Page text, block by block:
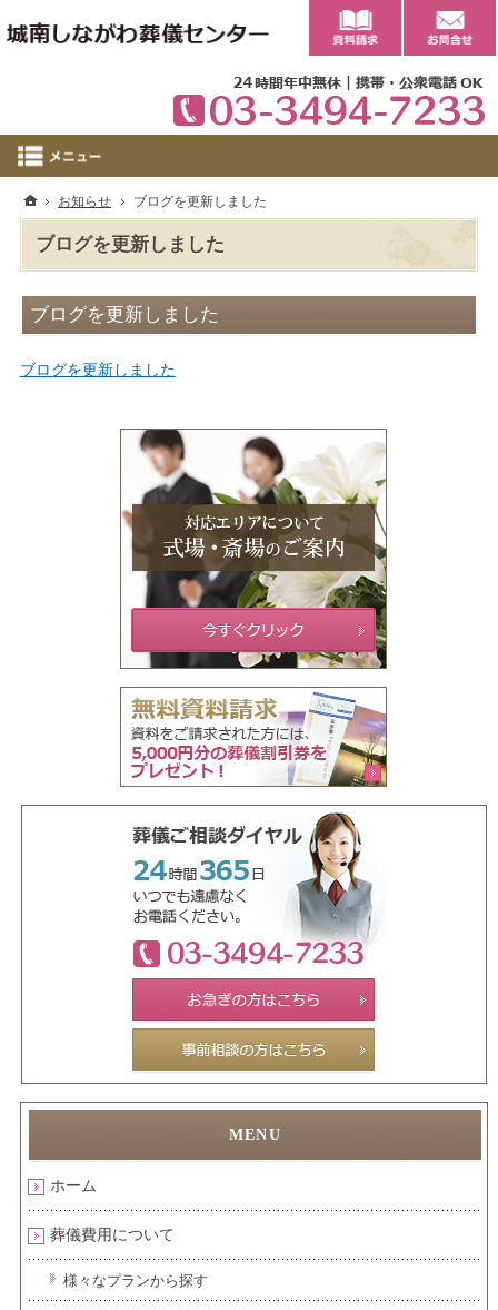
ブログを更新しました
ブログを更新しました
ブログを更新しました
ホーム
葬儀費用について
様々なプランから探す
ホーム
お知らせ ブログを更新しました